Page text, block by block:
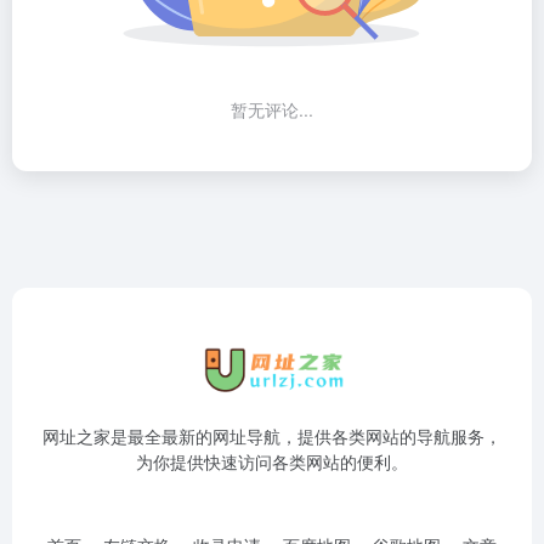
暂无评论...
网址之家是最全最新的网址导航，提供各类网站的导航服务，
为你提供快速访问各类网站的便利。